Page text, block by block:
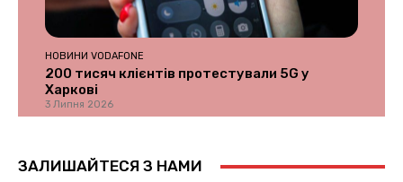
НОВИНИ VODAFONE
200 тисяч клієнтів протестували 5G у
Харкові
3 Липня 2026
ЗАЛИШАЙТЕСЯ З НАМИ